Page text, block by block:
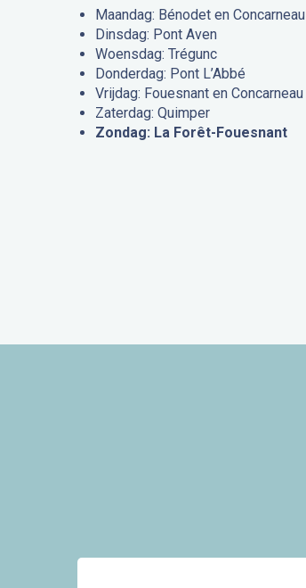
Maandag: Bénodet en Concarneau
Dinsdag: Pont Aven
Woensdag: Trégunc
Donderdag: Pont L’Abbé
Vrijdag: Fouesnant en Concarneau
Zaterdag: Quimper
Zondag: La Forêt-Fouesnant